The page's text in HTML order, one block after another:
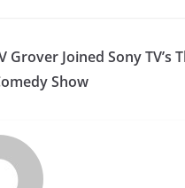
Grover Joined Sony TV’s
Show